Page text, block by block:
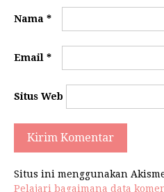
Nama *
Email *
Situs Web
Situs ini menggunakan
Pelajari bagaimana data